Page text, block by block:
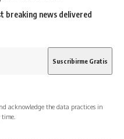
breaking news delivered
acknowledge the data practices in